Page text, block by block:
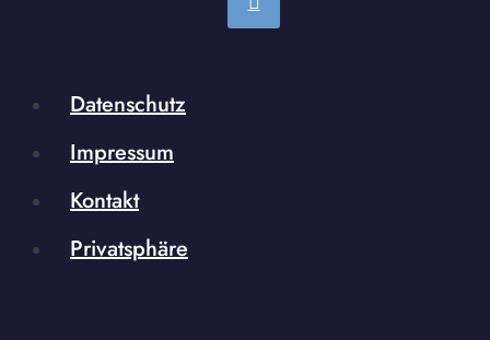
Datenschutz
Impressum
Kontakt
Privatsphäre